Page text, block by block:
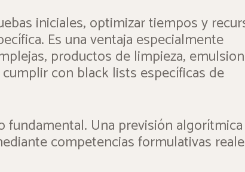
iniciales, optimizar tiempos y
Es una ventaja especialmente
productos de limpieza,
con black lists específicas de
Una previsión algorítmica
competencias formulativas